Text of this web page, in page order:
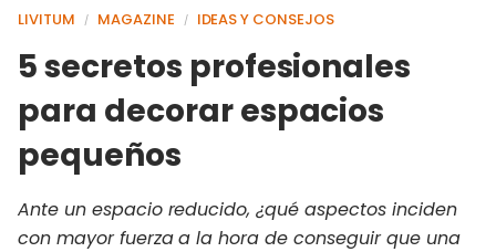
LIVITUM / MAGAZINE / IDEAS Y CONSEJOS
5 secretos profesionales
para decorar espacios
pequeños
Ante un espacio reducido, ¿qué aspectos inciden
con mayor fuerza a la hora de conseguir que una